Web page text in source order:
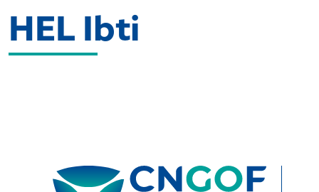
HEL Ibti